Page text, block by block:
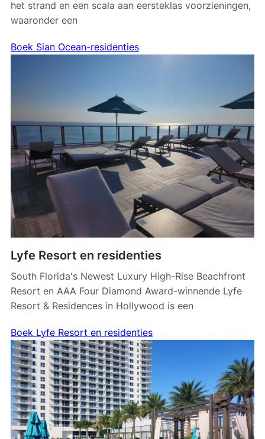
het strand en een scala aan eersteklas voorzieningen,
waaronder een
Boek Sian Ocean-residenties
Lyfe Resort en residenties
South Florida's Newest Luxury High-Rise Beachfront
Resort en AAA Four Diamond Award-winnende Lyfe
Resort & Residences in Hollywood is een
Boek Lyfe Resort en residenties